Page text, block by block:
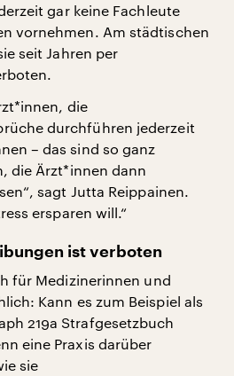
gar keine Fachleute
vornehmen. Am städtischen
seit Jahren per
die
durchführen jederzeit
– das sind so ganz
die Ärzt*innen dann
sagt Jutta Reippainen.
ersparen will.“
ist verboten
für Medizinerinnen und
Kann es zum Beispiel als
219a Strafgesetzbuch
eine Praxis darüber
sie